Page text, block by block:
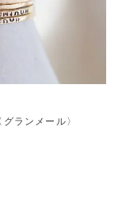
ランメール〉